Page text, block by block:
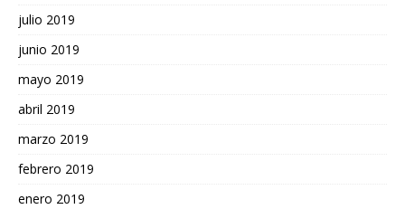
julio 2019
junio 2019
mayo 2019
abril 2019
marzo 2019
febrero 2019
enero 2019